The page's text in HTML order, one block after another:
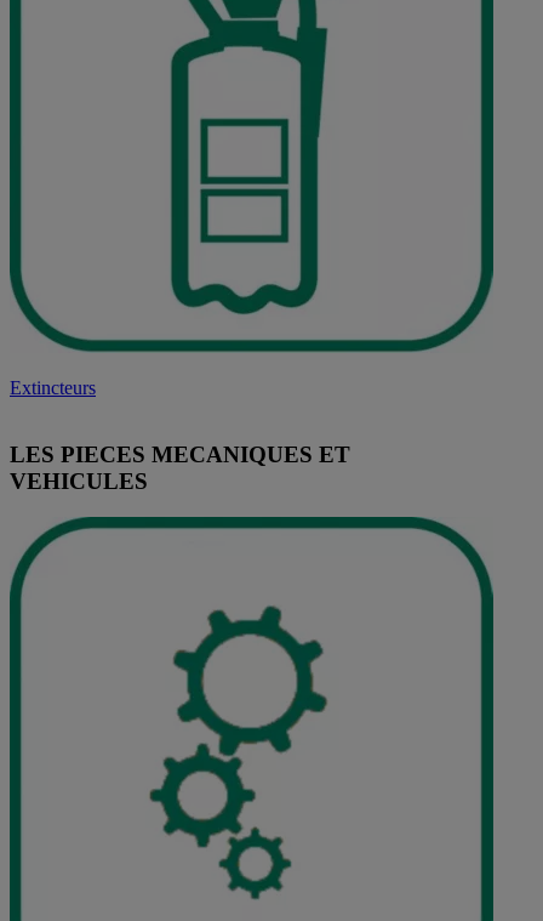
Extincteurs
LES PIECES MECANIQUES ET
VEHICULES